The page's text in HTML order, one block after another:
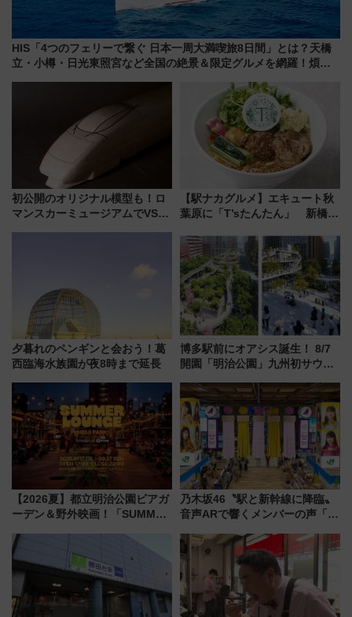
HIS「4つのフェリーで繋ぐ 日本一周大満喫旅8日間」とは？天橋
立・小樽・日光東照宮など全国の絶景＆限定グルメを網羅！煩雑
初公開のオリジナル模型も！ロ
マンスカーミュージアムでVSE
【駅ナカグルメ】エキュート秋
葉原に「T’sたんたん」 新橋に
饅」、オムライス専門店「肉と
たまご」新グルメ続々登場！
【2026年8月】
夕暮れのペンギンと会おう！葛
西臨海水族園が夜8時まで延長
博多駅前にオアシス誕生！ 8/7
開園「明治公園」九州初サウナ
品グルメ登場で駅前の過ごし方
はどう変わる？
【2026夏】都立明治公園ビアガ
ーデン＆野外映画！「SUMMER
ケジュール 夜風とビール、映画
を満喫！
乃木坂46〝駅と新幹線に降臨〟
音声ARで響くメンバーの声「真